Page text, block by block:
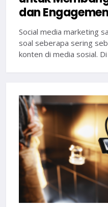
dan
Social media marketing
soal seberapa sering
konten di media sosial.